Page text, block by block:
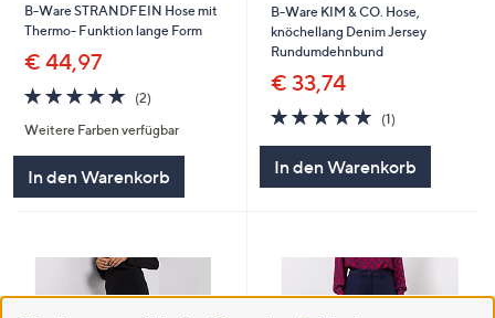
B-Ware STRANDFEIN Hose mit
Thermo- Funktion lange Form
€ 44,97
5.0
von
5
(2)
Weitere Farben verfügbar
In den Warenkorb
B-Ware KIM & CO. Hose,
knöchellang Denim Jersey
Rundumdehnbund
€ 33,74
5.0
von
5
(1)
In den Warenkorb